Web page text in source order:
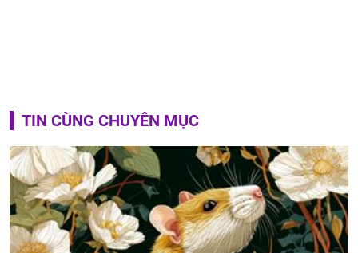
TIN CÙNG CHUYÊN MỤC